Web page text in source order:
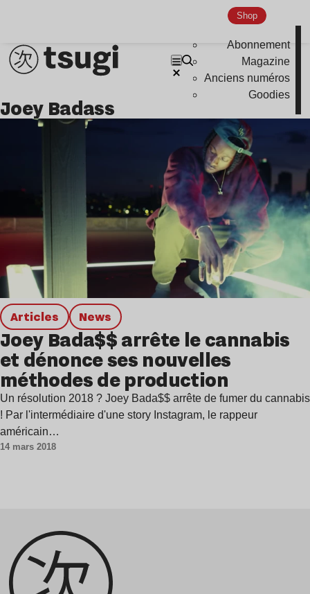
Shop
Abonnement
Magazine
Anciens numéros
Goodies
Joey Badass
Articles news
Joey Bada$$ arrête le cannabis
et dénonce ses nouvelles
méthodes de production
Un résolution 2018 ? Joey Bada$$ arrête de fumer du cannabis
! Par l'intermédiaire d'une story Instagram, le rappeur
américain…
14 mars 2018